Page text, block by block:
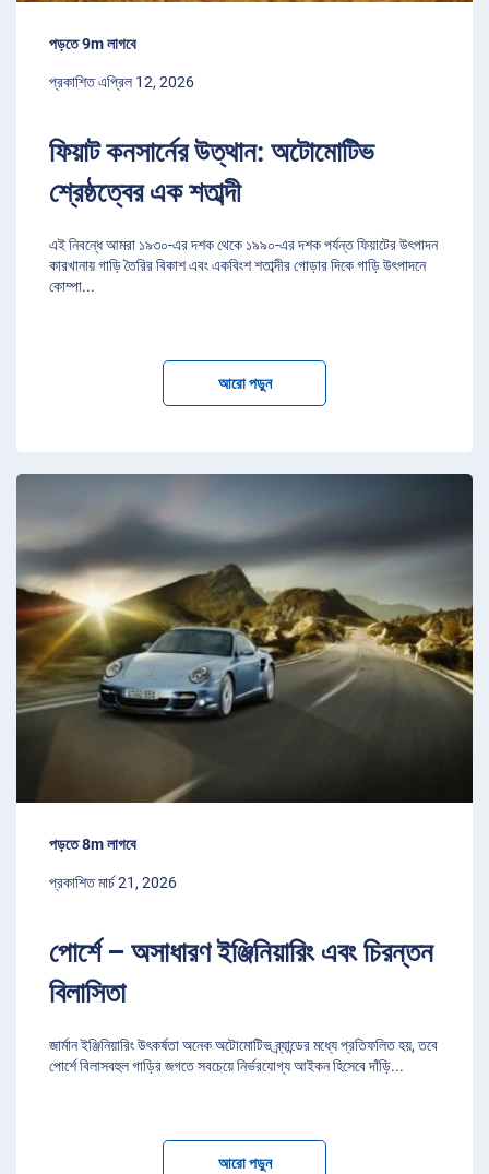
পড়তে 9m লাগবে
প্রকাশিত এপ্রিল 12, 2026
ফিয়াট কনসার্নের উত্থান: অটোমোটিভ
শ্রেষ্ঠত্বের এক শতাব্দী
এই নিবন্ধে আমরা ১৯৩০-এর দশক থেকে ১৯৯০-এর দশক পর্যন্ত ফিয়াটের উৎপাদন
কারখানায় গাড়ি তৈরির বিকাশ এবং একবিংশ শতাব্দীর গোড়ার দিকে গাড়ি উৎপাদনে
কোম্পা...
আরো পড়ুন
পড়তে 8m লাগবে
প্রকাশিত মার্চ 21, 2026
পোর্শে – অসাধারণ ইঞ্জিনিয়ারিং এবং চিরন্তন
বিলাসিতা
জার্মান ইঞ্জিনিয়ারিং উৎকর্ষতা অনেক অটোমোটিভ ব্র্যান্ডের মধ্যে প্রতিফলিত হয়, তবে
পোর্শে বিলাসবহুল গাড়ির জগতে সবচেয়ে নির্ভরযোগ্য আইকন হিসেবে দাঁড়ি...
আরো পড়ুন